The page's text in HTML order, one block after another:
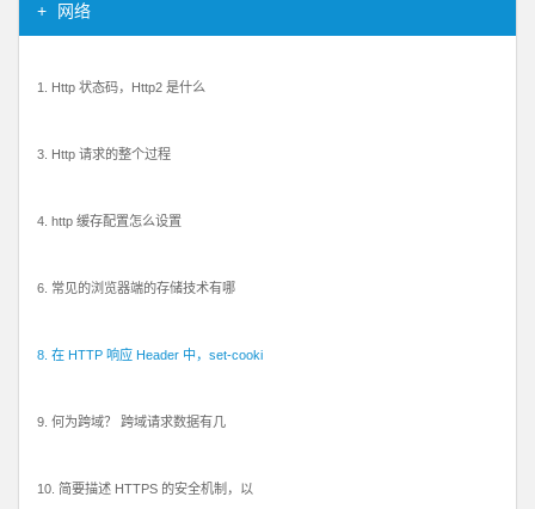
网络
1. Http 状态码，Http2 是什么
3. Http 请求的整个过程
4. http 缓存配置怎么设置
6. 常见的浏览器端的存储技术有哪
8. 在 HTTP 响应 Header 中，set-cooki
9. 何为跨域？ 跨域请求数据有几
10. 简要描述 HTTPS 的安全机制，以